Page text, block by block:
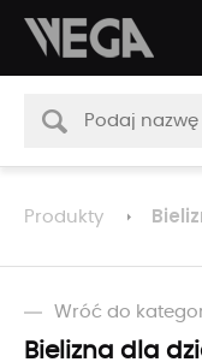
Produkty
Wróć do
Bielizna dla